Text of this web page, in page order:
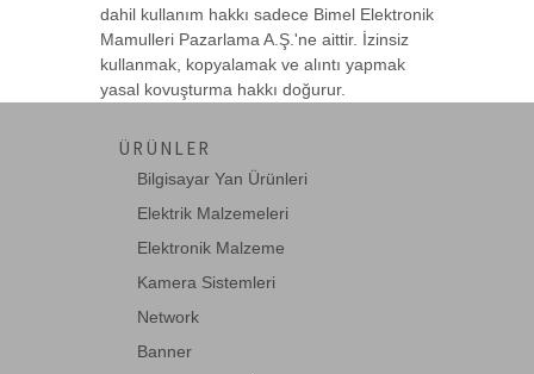
DN-91411-LF
Digitus Modüler Patch Panel, zırhlı, 24-
port boş,-->
DN-91412
Digitus 24 Port Boş Patch Panel,
DN-91508U
Digitus 10 Inch 8 Port CAT.5E UTP Patch
dahil kullanım hakkı sadece Bimel Elektronik
Mamulleri Pazarlama A.Ş.'ne aittir. İzinsiz
kullanmak, kopyalamak ve alıntı yapmak
yasal kovuşturma hakkı doğurur.
ÜRÜNLER
Bilgisayar Yan Ürünleri
Elektrik Malzemeleri
Elektronik Malzeme
Kamera Sistemleri
Network
Banner